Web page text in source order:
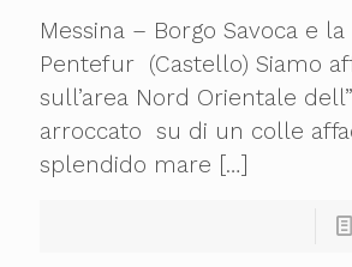
Messina – Borgo Savoca e la
Pentefur (Castello) Siamo
sull’area Nord Orientale
arroccato su di un colle
splendido mare […]